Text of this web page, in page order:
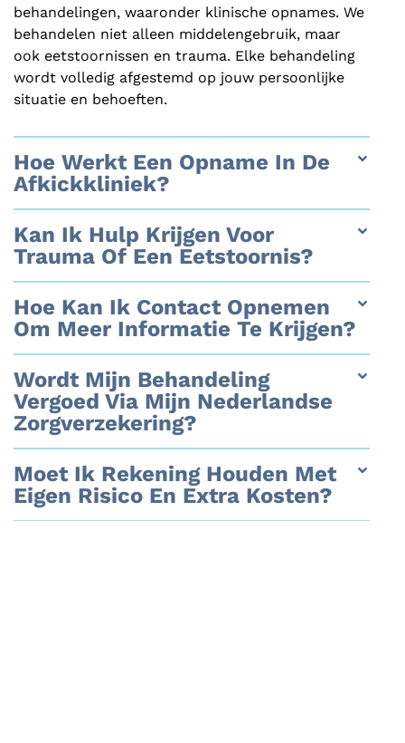
behandelingen, waaronder klinische opnames. We
behandelen niet alleen middelengebruik, maar
ook eetstoornissen en trauma. Elke behandeling
wordt volledig afgestemd op jouw persoonlijke
situatie en behoeften.
Hoe Werkt Een Opname In De
Afkickkliniek?
Kan Ik Hulp Krijgen Voor
Trauma Of Een Eetstoornis?
Hoe Kan Ik Contact Opnemen
Om Meer Informatie Te Krijgen?
Wordt Mijn Behandeling
Vergoed Via Mijn Nederlandse
Zorgverzekering?
Moet Ik Rekening Houden Met
Eigen Risico En Extra Kosten?